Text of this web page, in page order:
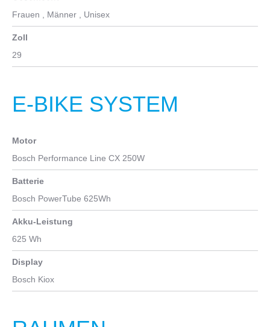
Frauen , Männer , Unisex
Zoll
29
E-BIKE SYSTEM
Motor
Bosch Performance Line CX 250W
Batterie
Bosch PowerTube 625Wh
Akku-Leistung
625 Wh
Display
Bosch Kiox